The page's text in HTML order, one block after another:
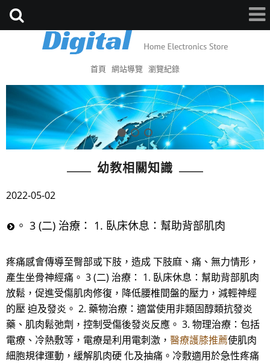
首頁 網站導覽 瀏覽紀錄
幼教相關知識
2022-05-02
。 3 (二) 治療： 1. 臥床休息：幫助背部肌肉
疼痛感會傳導至臀部或下肢，造成 下肢麻、痛、無力情形，
產生坐骨神經痛。 3 (二) 治療： 1. 臥床休息：幫助背部肌肉
放鬆，促進受傷肌肉修復，降低腰椎間盤的壓力，減輕神經
的壓 迫及發炎。 2. 藥物治療：適當使用非類固醇類抗發炎
藥、肌肉鬆弛劑，控制受傷後發炎反應。 3. 物理治療：包括
電療、冷熱敷等，電療是利用電刺激， 醫療護膝推薦使肌肉
細胞規律運動，緩解肌肉硬 化及抽痛。冷敷適用於急性疼痛